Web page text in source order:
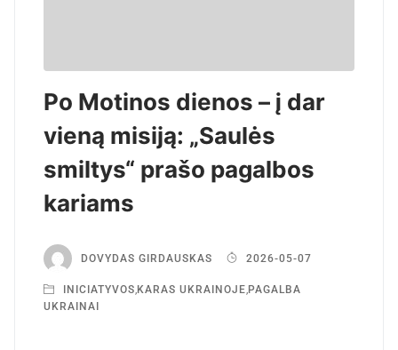
Po Motinos dienos – į dar
vieną misiją: „Saulės
smiltys“ prašo pagalbos
kariams
DOVYDAS GIRDAUSKAS 2026-05-07
INICIATYVOS KARAS UKRAINOJE PAGALBA
UKRAINAI